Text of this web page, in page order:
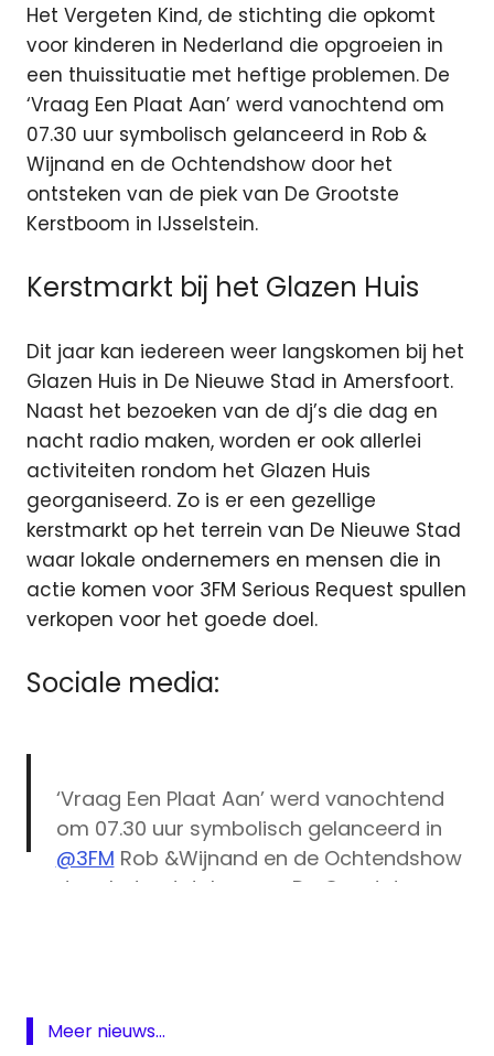
Het Vergeten Kind, de stichting die opkomt
voor kinderen in Nederland die opgroeien in
een thuissituatie met heftige problemen. De
‘Vraag Een Plaat Aan’ werd vanochtend om
07.30 uur symbolisch gelanceerd in Rob &
Wijnand en de Ochtendshow door het
ontsteken van de piek van De Grootste
Kerstboom in IJsselstein.
Kerstmarkt bij het Glazen Huis
Dit jaar kan iedereen weer langskomen bij het
Glazen Huis in De Nieuwe Stad in Amersfoort.
Naast het bezoeken van de dj’s die dag en
nacht radio maken, worden er ook allerlei
activiteiten rondom het Glazen Huis
georganiseerd. Zo is er een gezellige
kerstmarkt op het terrein van De Nieuwe Stad
waar lokale ondernemers en mensen die in
actie komen voor 3FM Serious Request spullen
verkopen voor het goede doel.
Sociale media:
‘Vraag Een Plaat Aan’ werd vanochtend
om 07.30 uur symbolisch gelanceerd in
@3FM Rob &Wijnand en de Ochtendshow
door het ontsteken van De Grootste
December 6, 2022
Meer nieuws...